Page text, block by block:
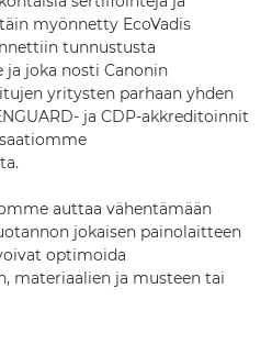
myönnetty EcoVadis
tunnustusta
joka nosti Canonin
yritysten parhaan yhden
ja CDP-akkreditoinnit
auttaa vähentämään
jokaisen painolaitteen
optimoida
materiaalien ja musteen tai